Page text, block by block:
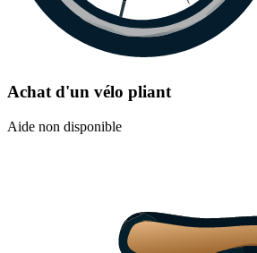
Achat d'un vélo pliant
Aide non disponible